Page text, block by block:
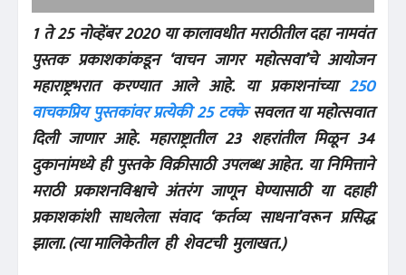
1 ते 25 नोव्हेंबर 2020 या कालावधीत मराठीतील दहा नामवंत
पुस्तक प्रकाशकांकडून ‘वाचन जागर महोत्सवा’चे आयोजन
महाराष्ट्रभरात करण्यात आले आहे. या प्रकाशनांच्या 250
वाचकप्रिय पुस्तकांवर प्रत्येकी 25 टक्केसवलत या महोत्सवात
दिली जाणार आहे. महाराष्ट्रातील 23 शहरांतील मिळून 34
दुकानांमध्ये ही पुस्तके विक्रीसाठी उपलब्ध आहेत. या निमित्ताने
मराठी प्रकाशनविश्वाचे अंतरंग जाणून घेण्यासाठी या दहाही
प्रकाशकांशी साधलेला संवाद ‘कर्तव्य साधना’वरून प्रसिद्ध
झाला. (त्या मालिकेतील ही शेवटची मुलाखत.)